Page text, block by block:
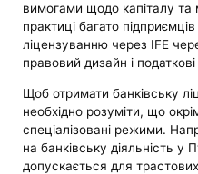
вимогами щодо капіталу та
практиці багато
ліцензуванню через IFE
правовий дизайн і
Щоб отримати банківську
необхідно розуміти, що
спеціалізовані режими.
на банківську діяльність у
допускається для трастових